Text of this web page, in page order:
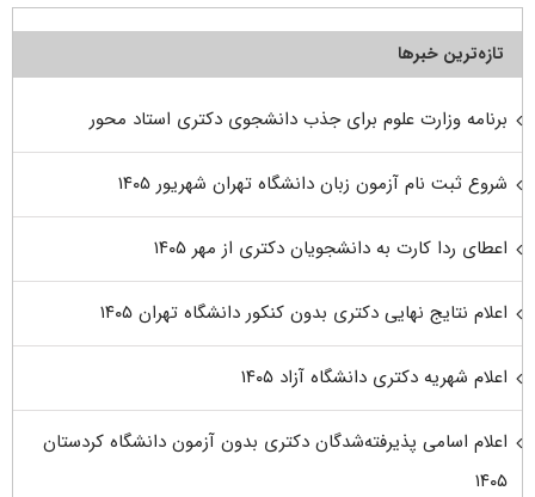
تازه‌ترین خبرها
برنامه وزارت علوم برای جذب دانشجوی دکتری استاد محور
شروع ثبت نام آزمون زبان دانشگاه تهران شهریور ۱۴۰۵
اعطای ردا کارت به دانشجویان دکتری از مهر ۱۴۰۵
اعلام نتایج نهایی دکتری بدون کنکور دانشگاه تهران ۱۴۰۵
اعلام شهریه دکتری دانشگاه آزاد ۱۴۰۵
اعلام اسامی پذیرفته‌شدگان دکتری بدون آزمون دانشگاه کردستان
۱۴۰۵